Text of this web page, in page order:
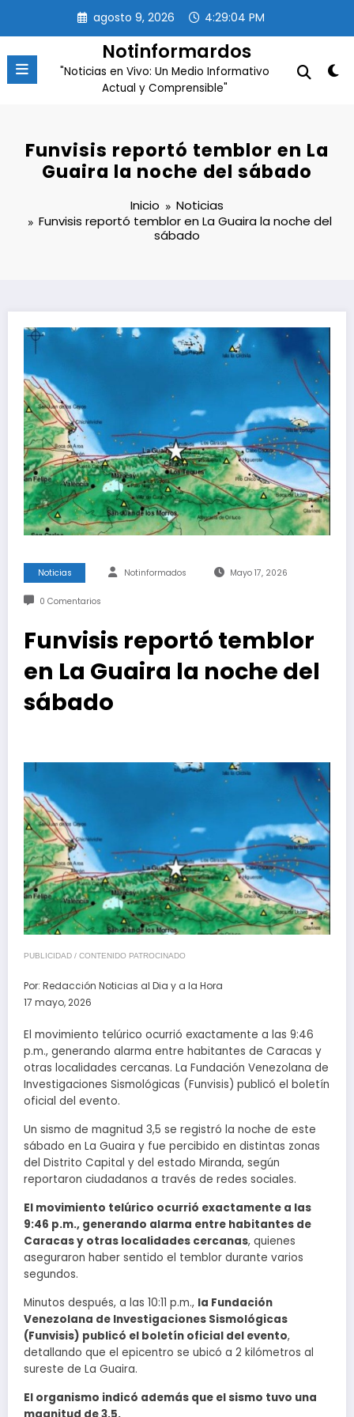
contenido
agosto 9, 2026 4:29:05 PM
Notinformardos
"Noticias en Vivo: Un Medio Informativo
Actual y Comprensible"
Funvisis reportó temblor en La
Guaira la noche del sábado
Inicio
Noticias
Funvisis reportó temblor en La Guaira la noche del
sábado
Noticias Notinformados Mayo 17, 2026
0 Comentarios
Funvisis reportó temblor
en La Guaira la noche del
sábado
PUBLICIDAD / CONTENIDO PATROCINADO
Por: Redacción Noticias al Dia y a la Hora
17 mayo, 2026
El movimiento telúrico ocurrió exactamente a las 9:46
p.m., generando alarma entre habitantes de Caracas y
otras localidades cercanas. La Fundación Venezolana de
Investigaciones Sismológicas (Funvisis) publicó el boletín
oficial del evento.
Un sismo de magnitud 3,5 se registró la noche de este
sábado en La Guaira y fue percibido en distintas zonas
del Distrito Capital y del estado Miranda, según
reportaron ciudadanos a través de redes sociales.
El movimiento telúrico ocurrió exactamente a las
9:46 p.m., generando alarma entre habitantes de
Caracas y otras localidades cercanas, quienes
aseguraron haber sentido el temblor durante varios
segundos.
Minutos después, a las 10:11 p.m., la Fundación
Venezolana de Investigaciones Sismológicas
(Funvisis) publicó el boletín oficial del evento,
detallando que el epicentro se ubicó a 2 kilómetros al
sureste de La Guaira.
El organismo indicó además que el sismo tuvo una
magnitud de 3,5.